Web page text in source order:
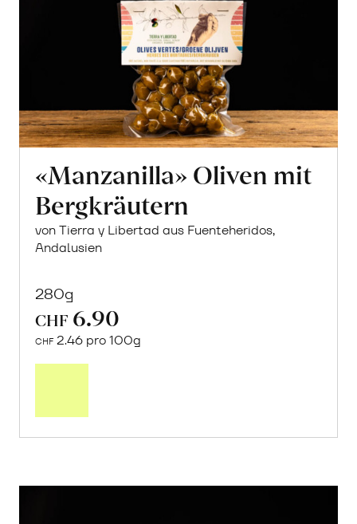
«Manzanilla» Oliven mit
Bergkräutern
von Tierra y Libertad aus Fuenteheridos,
Andalusien
280g
CHF 6.90
CHF 2.46 pro 100g